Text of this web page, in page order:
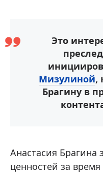
Это
Мизулиной,
Брагину в
Анастасия Брагина
ценностей за